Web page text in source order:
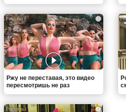
i
Ржу не переставая, это видео
пересмотришь не раз
i